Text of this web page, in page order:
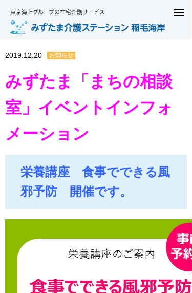
東京海上グループの在宅介護サービス
2019.12.20 お知らせ
みずたま「まちの相談
室」イベントインフォ
メーション
栄養講座 食事でできる風
邪予防 開催です。